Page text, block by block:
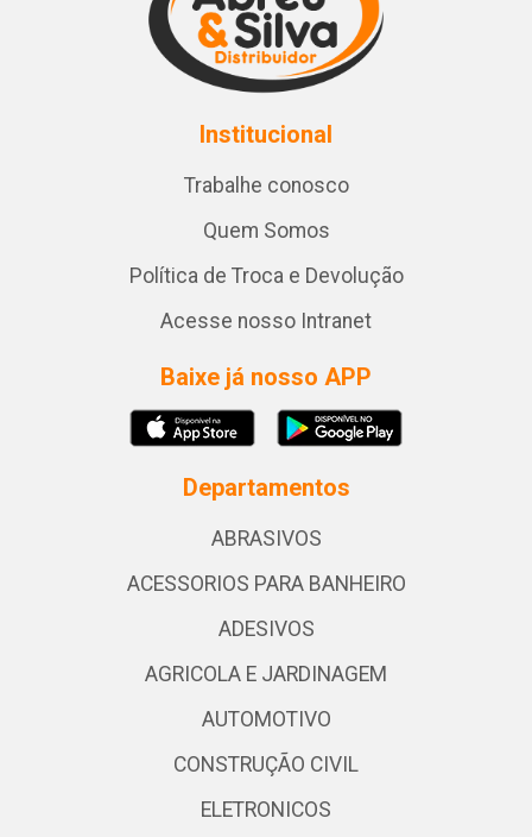
Institucional
Trabalhe conosco
Quem Somos
Política de Troca e Devolução
Acesse nosso Intranet
Baixe já nosso APP
Departamentos
ABRASIVOS
ACESSORIOS PARA BANHEIRO
ADESIVOS
AGRICOLA E JARDINAGEM
AUTOMOTIVO
CONSTRUÇÃO CIVIL
ELETRONICOS